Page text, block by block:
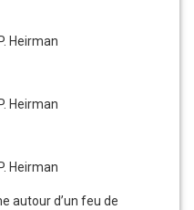
Heirman
Heirman
Heirman
autour d’un feu de